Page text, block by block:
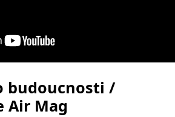
budoucnosti /
Air Mag